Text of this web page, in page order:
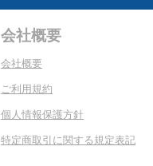
会社概要
会社概要
ご利用規約
個人情報保護方針
特定商取引に関する規定表記